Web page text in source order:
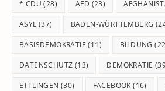
* CDU (28) AFD (23)
ASYL (37) BADEN-WÜRTTEMBERG
BASISDEMOKRATIE (11) BILDUNG
DATENSCHUTZ (13) DEMOKRATIE
ETTLINGEN (30) FACEBOOK (16)